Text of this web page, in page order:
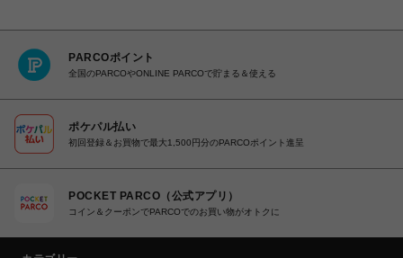
PARCOポイント
全国のPARCOやONLINE PARCOで貯まる＆使える
ポケパル払い
初回登録＆お買物で最大1,500円分のPARCOポイント進呈
POCKET PARCO（公式アプリ）
コイン＆クーポンでPARCOでのお買い物がオトクに